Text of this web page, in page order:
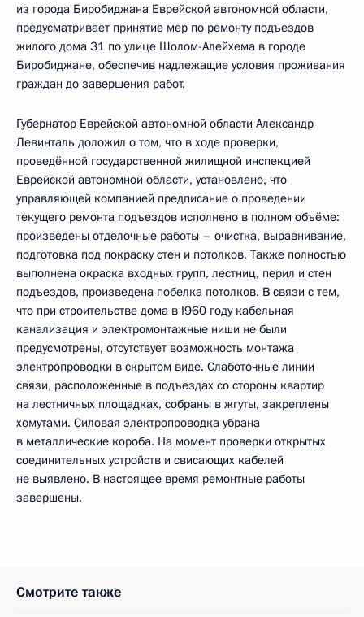
из города Биробиджана Еврейской автономной области,
предусматривает принятие мер по ремонту подъездов
жилого дома 31 по улице Шолом-Алейхема в городе
Биробиджане, обеспечив надлежащие условия проживания
граждан до завершения работ.
Губернатор Еврейской автономной области Александр
Левинталь доложил о том, что в ходе проверки,
проведённой государственной жилищной инспекцией
Еврейской автономной области, установлено, что
управляющей компанией предписание о проведении
текущего ремонта подъездов исполнено в полном объёме:
произведены отделочные работы – очистка, выравнивание,
подготовка под покраску стен и потолков. Также полностью
выполнена окраска входных групп, лестниц, перил и стен
подъездов, произведена побелка потолков. В связи с тем,
что при строительстве дома в I960 году кабельная
канализация и электромонтажные ниши не были
предусмотрены, отсутствует возможность монтажа
электропроводки в скрытом виде. Слаботочные линии
связи, расположенные в подъездах со стороны квартир
на лестничных площадках, собраны в жгуты, закреплены
хомутами. Силовая электропроводка убрана
в металлические короба. На момент проверки открытых
соединительных устройств и свисающих кабелей
не выявлено. В настоящее время ремонтные работы
завершены.
Смотрите также